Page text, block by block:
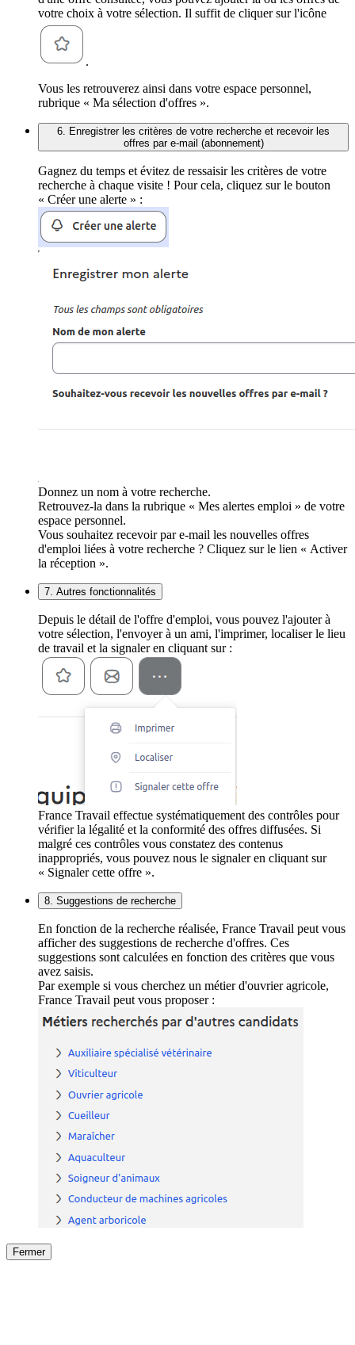
votre choix à votre sélection. Il suffit de cliquer sur l'icône
.
Vous les retrouverez ainsi dans votre espace personnel,
rubrique « Ma sélection d'offres ».
6. Enregistrer les critères de votre recherche et recevoir les
offres par e-mail (abonnement)
Gagnez du temps et évitez de ressaisir les critères de votre
recherche à chaque visite ! Pour cela, cliquez sur le bouton
« Créer une alerte » :
Donnez un nom à votre recherche.
Retrouvez-la dans la rubrique « Mes alertes emploi » de votre
espace personnel.
Vous souhaitez recevoir par e-mail les nouvelles offres
d'emploi liées à votre recherche ? Cliquez sur le lien « Activer
la réception ».
7. Autres fonctionnalités
Depuis le détail de l'offre d'emploi, vous pouvez l'ajouter à
votre sélection, l'envoyer à un ami, l'imprimer, localiser le lieu
de travail et la signaler en cliquant sur :
France Travail effectue systématiquement des contrôles pour
vérifier la légalité et la conformité des offres diffusées. Si
malgré ces contrôles vous constatez des contenus
inappropriés, vous pouvez nous le signaler en cliquant sur
« Signaler cette offre ».
8. Suggestions de recherche
En fonction de la recherche réalisée, France Travail peut vous
afficher des suggestions de recherche d'offres. Ces
suggestions sont calculées en fonction des critères que vous
avez saisis.
Par exemple si vous cherchez un métier d'ouvrier agricole,
France Travail peut vous proposer :
Fermer